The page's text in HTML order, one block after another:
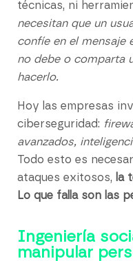
técnicas, ni
necesitan que un
confíe en el mensaje
no debe o comparta
hacerlo.
Hoy las empresas
ciberseguridad:
avanzados,
Todo esto es
ataques exitosos, la
Lo que falla son las
Ingeniería
manipular